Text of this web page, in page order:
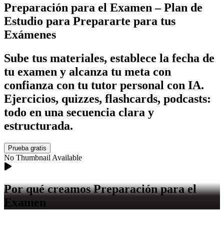
Preparación para el Examen – Plan de
Estudio para Prepararte para tus
Exámenes
Sube tus materiales, establece la fecha de
tu examen y alcanza tu meta con
confianza con tu tutor personal con IA.
Ejercicios, quizzes, flashcards, podcasts:
todo en una secuencia clara y
estructurada.
Prueba gratis
No Thumbnail Available
Por qué creamos Preparación para el
Examen